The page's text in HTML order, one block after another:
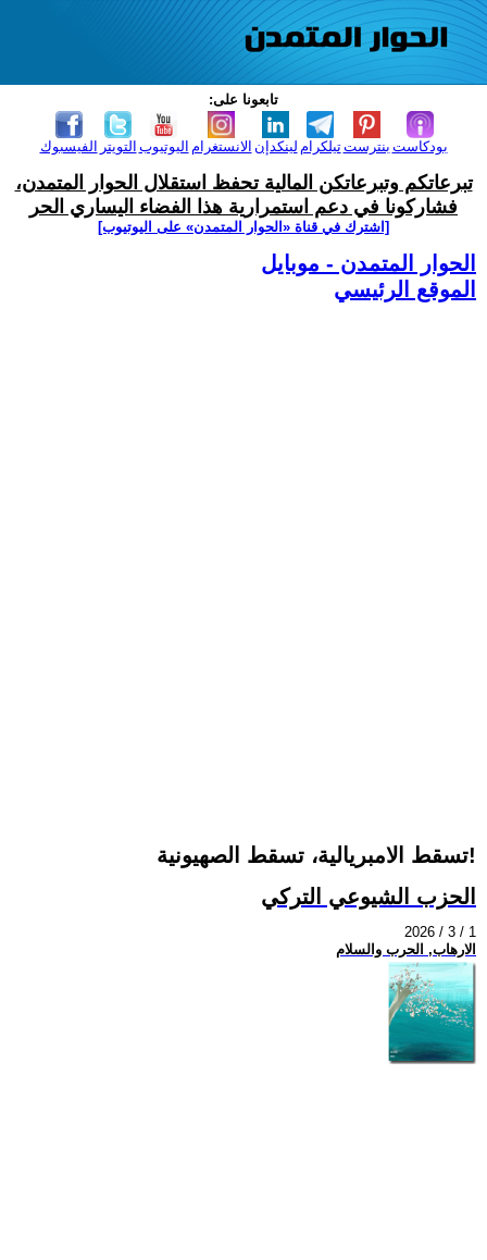
تابعونا على:
الفيسبوك التويتر اليوتيوب الانستغرام لينكدإن تيلكرامبنترست بودكاست
تبرعاتكم وتبرعاتكن المالية تحفظ استقلال الحوار المتمدن،
فشاركونا في دعم استمرارية هذا الفضاء اليساري الحر
[اشترك في قناة ‫«الحوار المتمدن» على اليوتيوب]
الحوار المتمدن - موبايل
الموقع الرئيسي
تسقط الامبريالية، تسقط الصهيونية!
الحزب الشيوعي التركي
2026 / 3 / 1
الارهاب, الحرب والسلام